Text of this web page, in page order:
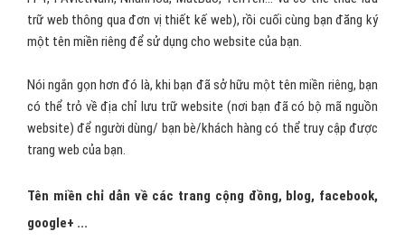
Sử dụng tên miền làm địa chỉ website
Nếu bạn muốn có một trang web và mọi người biết tới bạn, thì
trước tiên bạn cần có mã nguồn website (việc này bạn có thể thuê
đơn vị thiết kế phần mềm website làm hộ), và thuê 1 dịch vụ lưu
trữ web thông qua đơn vị thiết kế web), rồi cuối cùng bạn đăng ký
một tên miền riêng để sử dụng cho website của bạn.